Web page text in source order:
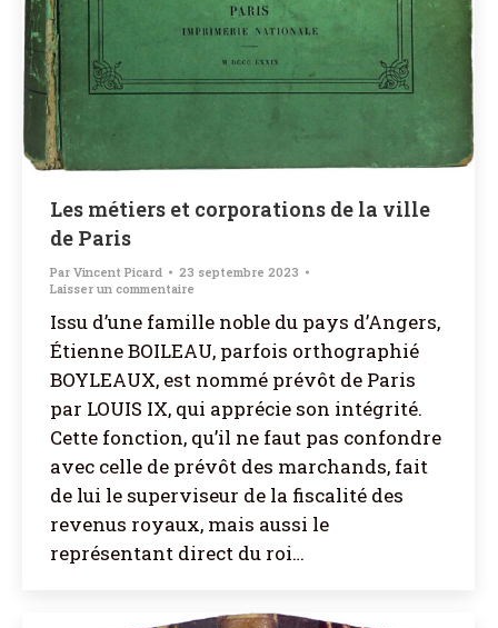
Les métiers et corporations de la ville
de Paris
Par Vincent Picard
23 septembre 2023
Laisser un commentaire
Issu d’une famille noble du pays d’Angers,
Étienne BOILEAU, parfois orthographié
BOYLEAUX, est nommé prévôt de Paris
par LOUIS IX, qui apprécie son intégrité.
Cette fonction, qu’il ne faut pas confondre
avec celle de prévôt des marchands, fait
de lui le superviseur de la fiscalité des
revenus royaux, mais aussi le
représentant direct du roi…